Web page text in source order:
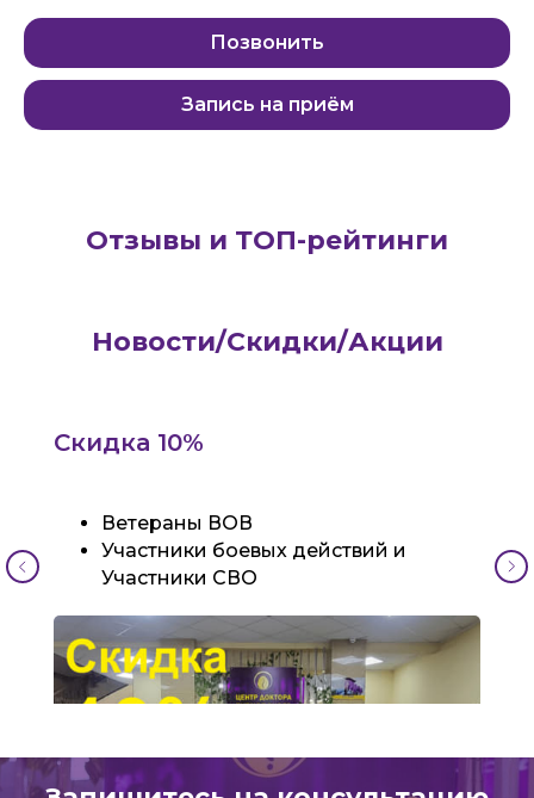
Позвонить
Запись на приём
Отзывы и ТОП-рейтинги
Новости/Скидки/Акции
Скидка 10%
Ветераны ВОВ
Участники боевых действий и
Участники СВО